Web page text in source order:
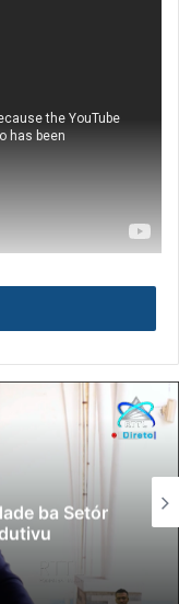
ba Setór